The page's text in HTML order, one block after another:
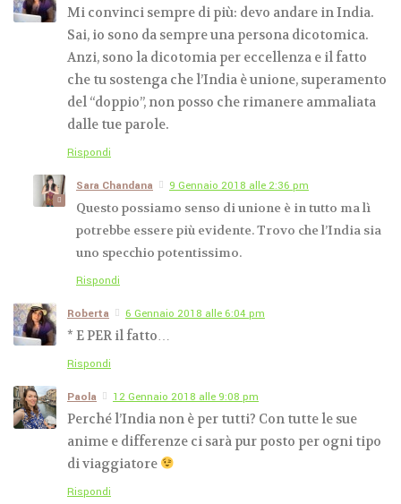
Mi convinci sempre di più: devo andare in India.
Sai, io sono da sempre una persona dicotomica.
Anzi, sono la dicotomia per eccellenza e il fatto
che tu sostenga che l’India è unione, superamento
del “doppio”, non posso che rimanere ammaliata
dalle tue parole.
Rispondi
Sara Chandana 9 Gennaio 2018 alle 2:36 pm
Questo possiamo senso di unione è in tutto ma lì
potrebbe essere più evidente. Trovo che l’India sia
uno specchio potentissimo.
Rispondi
Roberta 6 Gennaio 2018 alle 6:04 pm
* E PER il fatto…
Rispondi
Paola 12 Gennaio 2018 alle 9:08 pm
Perché l’India non è per tutti? Con tutte le sue
anime e differenze ci sarà pur posto per ogni tipo
di viaggiatore
Rispondi